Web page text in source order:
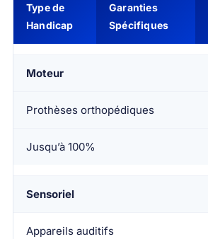
Type de
Handicap
Garanties
Spécifiques
Moteur
Prothèses orthopédiques
Jusqu’à 100%
Sensoriel
Appareils auditifs